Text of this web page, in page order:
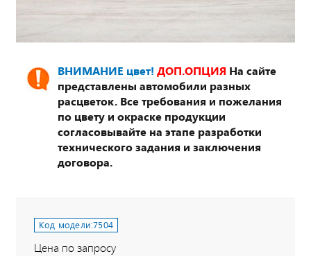
ВНИМАНИЕ цвет! ДОП.ОПЦИЯ На сайте
представлены автомобили разных
расцветок. Все требования и пожелания
по цвету и окраске продукции
согласовывайте на этапе разработки
технического задания и заключения
договора.
Код модели:7504
Цена по запросу